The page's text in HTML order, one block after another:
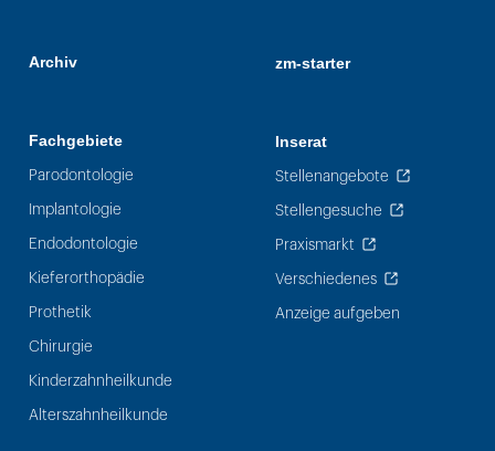
Archiv
Fachgebiete
Parodontologie
Implantologie
Endodontologie
Kieferorthopädie
Prothetik
Chirurgie
Kinderzahnheilkunde
Alterszahnheilkunde
zm-starter
Inserat
Stellenangebote
Stellengesuche
Praxismarkt
Verschiedenes
Anzeige aufgeben